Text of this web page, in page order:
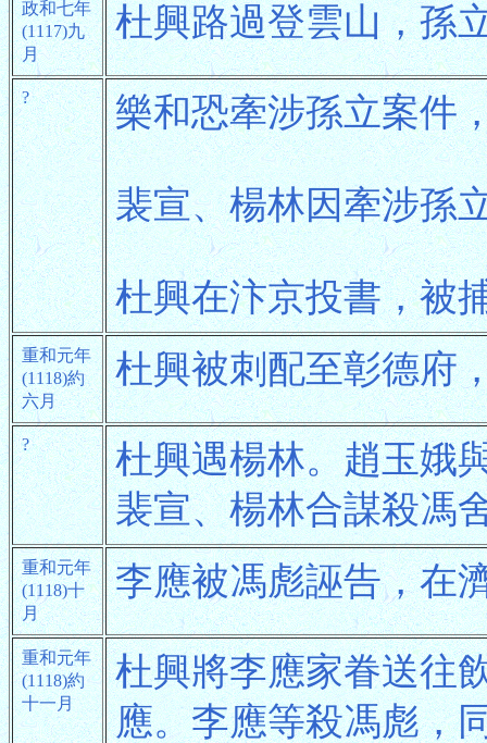
政和七年
(1117)九
月
杜興路過登雲山，孫
? 樂和恐牽涉孫立案件
裴宣、楊林因牽涉孫
杜興在汴京投書，被
重和元年
(1118)約
六月
杜興被刺配至彰德府
?
杜興遇楊林。趙玉娥
裴宣、楊林合謀殺馮
重和元年
(1118)十
月
李應被馮彪誣告，在
重和元年
(1118)約
十一月
杜興將李應家眷送往
應。李應等殺馮彪，